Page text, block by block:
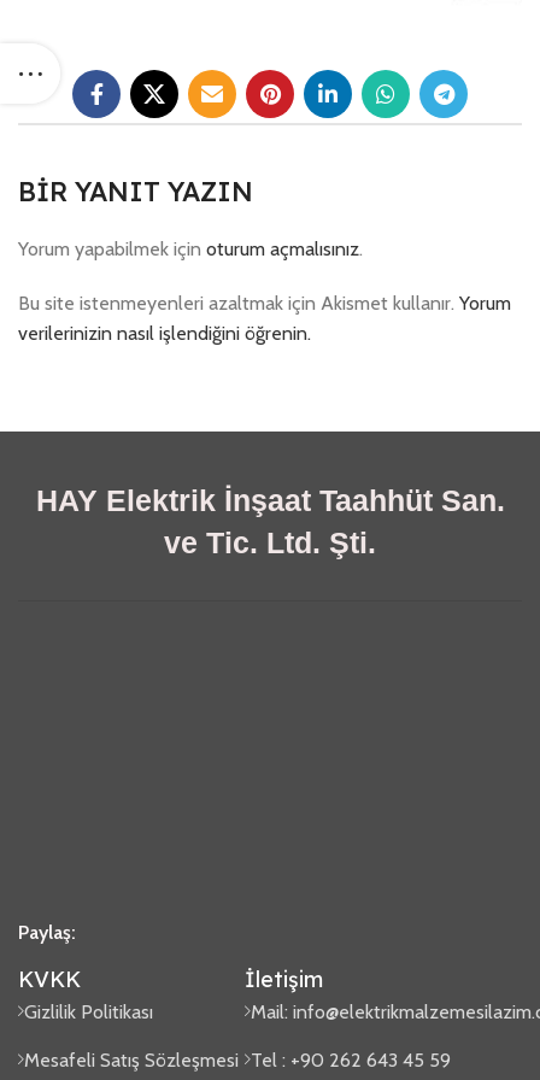
BIR YANIT YAZIN
Yorum yapabilmek için oturum açmalısınız.
Bu site istenmeyenleri azaltmak için Akismet kullanır. Yorum
verilerinizin nasıl işlendiğini öğrenin.
HAY Elektrik İnşaat Taahhüt San.
ve Tic. Ltd. Şti.
Paylaş:
KVKK
Gizlilik Politikası
Mesafeli Satış Sözleşmesi
İletişim
Mail:
Tel : +90 262 643 45 59